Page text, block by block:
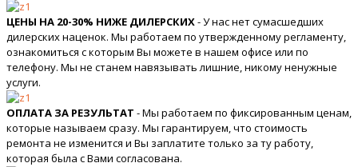
ЦЕНЫ НА 20-30% НИЖЕ ДИЛЕРСКИХ- У нас нет сумасшедших
дилерских наценок. Мы работаем по утвержденному регламенту,
ознакомиться с которым Вы можете в нашем офисе или по
телефону. Мы не станем навязывать лишние, никому ненужные
услуги.
ОПЛАТА ЗА РЕЗУЛЬТАТ - Мы работаем по фиксированным ценам,
которые называем сразу. Мы гарантируем, что стоимость
ремонта не изменится и Вы заплатите только за ту работу,
которая была с Вами согласована.